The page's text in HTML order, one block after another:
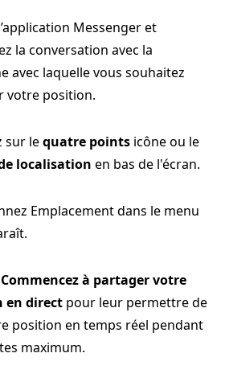
Messenger et
la conversation avec la
avec laquelle vous souhaitez
votre position.
sur lequatre points icône ou le
localisation en bas de l'écran.
Emplacement dans le menu
Commencez à partager votre
en direct pour leur permettre de
position en temps réel pendant
maximum.